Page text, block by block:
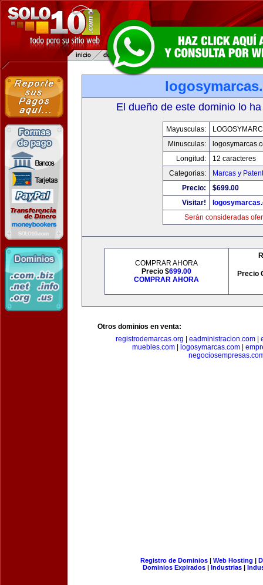
El dueño de este dominio lo
Mayusculas:
Minusculas:
Longitud:
12 caracteres
Categorias:
Marcas y
Precio:
$699.00
Visitar!
Serán consideradas
COMPRAR AHORA
Precio $699.00
COMPRAR AHORA
Precio
Otros dominios en venta:
registrodemarcas.org
eadministracion.com
muebles.com| logosymarcas.com|
Registro de Dominios| Web Hosting |
Dominios Expirados | Industrias |